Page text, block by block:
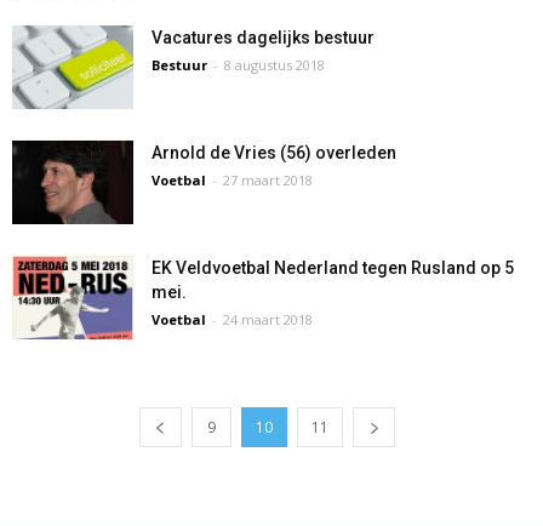
Vacatures dagelijks bestuur
Bestuur - 8 augustus 2018
Arnold de Vries (56) overleden
Voetbal - 27 maart 2018
EK Veldvoetbal Nederland tegen Rusland op 5
mei.
Voetbal - 24 maart 2018
9 10 11